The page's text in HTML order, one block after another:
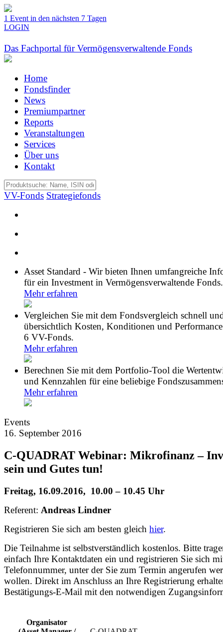
1 Event in den nächsten 7 Tagen
LOGIN
Das Fachportal für Vermögensverwaltende Fonds
Home
Fondsfinder
News
Premiumpartner
Reports
Veranstaltungen
Services
Über uns
Kontakt
VV-Fonds Strategiefonds
Asset Standard - Wir bieten Ihnen umfangreiche
für ein Investment in Vermögensverwaltende Fonds.
Mehr erfahren
Vergleichen Sie mit dem Fondsvergleich schnell
übersichtlich Kosten, Konditionen und
6 VV-Fonds.
Mehr erfahren
Berechnen Sie mit dem Portfolio-Tool die
und Kennzahlen für eine beliebige
Mehr erfahren
Events
16. September 2016
C-QUADRAT Webinar: Mikrofinanz –
sein und Gutes tun!
Freitag, 16.09.2016, 10.00 – 10.45 Uhr
Referent: Andreas Lindner
Registrieren Sie sich am besten gleich hier.
Die Teilnahme ist selbstverständlich kostenlos. Bitte
einfach Ihre Kontaktdaten ein und registrieren Sie sich
Telefonnummer, unter der Sie zum Termin angerufen
wollen. Direkt im Anschluss an Ihre Registrierung
Bestätigungs-E-Mail mit den notwendigen
Organisator